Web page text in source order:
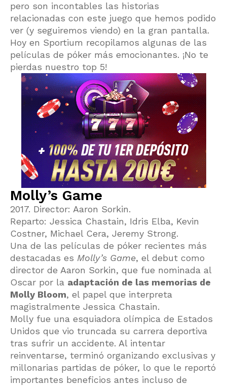
pero son incontables las historias
relacionadas con este juego que hemos podido
ver (y seguiremos viendo) en la gran pantalla.
Hoy en Sportium recopilamos algunas de las
películas de póker más emocionantes. ¡No te
pierdas nuestro top 5!
Molly’s Game
2017. Director: Aaron Sorkin.
Reparto: Jessica Chastain, Idris Elba, Kevin
Costner, Michael Cera, Jeremy Strong.
Una de las películas de póker recientes más
destacadas es Molly’s Game, el debut como
director de Aaron Sorkin, que fue nominada al
Oscar por la adaptación de las memorias de
Molly Bloom, el papel que interpreta
magistralmente Jessica Chastain.
Molly fue una esquiadora olímpica de Estados
Unidos que vio truncada su carrera deportiva
tras sufrir un accidente. Al intentar
reinventarse, terminó organizando exclusivas y
millonarias partidas de póker, lo que le reportó
importantes beneficios antes incluso de